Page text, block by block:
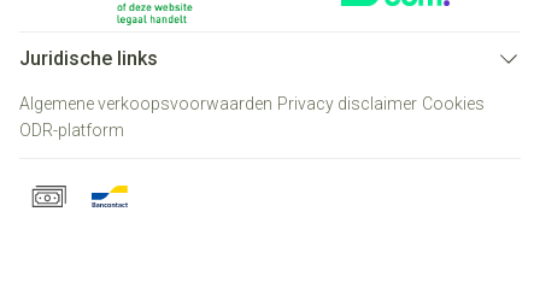
Juridische links
Algemene verkoopsvoorwaarden Privacy disclaimer Cookies
ODR-platform